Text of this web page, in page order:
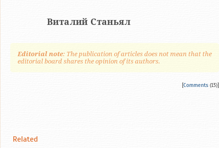
Виталий Станьял
Editorial note: The publication of articles does not mean that the
editorial board shares the opinion of its authors.
[Comments (13)]
Related